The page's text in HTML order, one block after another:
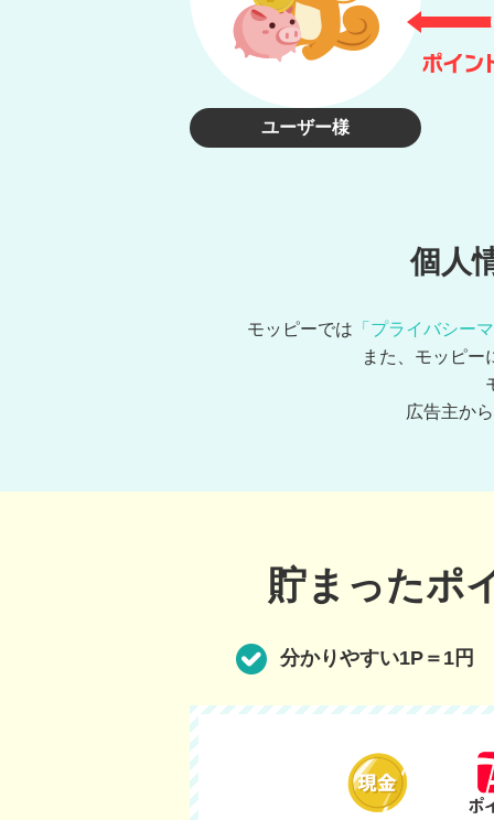
ユーザー様
個人
モッピーでは 「プライバシー
また、モッピー
広告主か
貯まったポ
分かりやすい1P＝1円